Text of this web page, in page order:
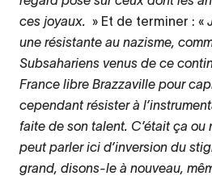
ces joyaux. » Et de terminer : «
une résistante au nazisme,
Subsahariens venus de ce
France libre Brazzaville pour
cependant résister à
faite de son talent. C’était ça ou
peut parler ici d’inversion du
grand, disons-le à nouveau,